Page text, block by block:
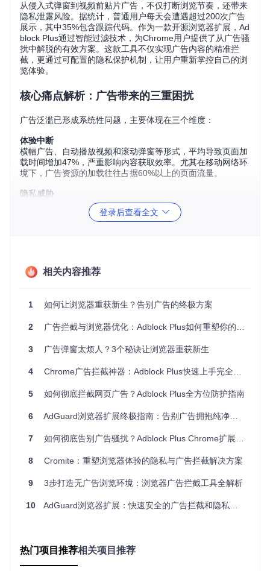
从侵入式弹窗到视频前贴片广告，不仅打断浏览节奏，还带来
隐私泄露风险。据统计，普通用户每天会遭遇超过200次广告
展示，其中35%包含跟踪代码。作为一款开源浏览器扩展，Ad
block Plus通过智能过滤技术，为Chrome用户提供了从广告骚
扰中解脱的有效方案。这款工具不仅实现广告内容的精准拦
截，更通过可配置的隐私保护机制，让用户重新掌控自己的浏
览体验。
核心痛点解析：广告带来的三重困扰
广告泛滥已形成系统性问题，主要体现在三个维度：
体验中断
横幅广告、自动播放视频和滚动弹窗等形式，平均导致页面加
载时间增加47%，严重影响内容获取效率。尤其在移动网络环
境下，广告资源的加载往往占据60%以上的页面流量。
隐私威胁
第三方广告联盟通过Cookie和指纹技术构建用户画像，83%的
广告包含至少一种跟踪脚本，存在数据滥用风险。这些隐形追
恶意广告（Malvertising）已成为网络攻击的主要载体，2025
年全球约19%的恶意软件通过伪装广告传播。这些广告通常利
系统实现精准广告拦截。
请求拦截模块
位于
lib/requestBlocker.js 的核心组件，采用预加载拦截
机制，在广告资源开始下载前就进行识别和阻断。该模块维护
着动态更新的拦截规则库，支持基于域名、路径和请求类型的
多维度过滤。通过高效的规则匹配算法，实现了平均0.3毫秒
的单次请求处理时间，确保拦截操作不影响页面加载性能。
素。它通过CSS选择器匹配和DOM操作，移除或隐藏符合广
换等多种处理方式，能够应对复杂的广告布局结构。
lib/ml.js实现的机器学习模型，通过分析广告的视觉特征和
行为模式，识别新型广告形式。该模型采用增量训练机制，每
周更新识别参数，对伪装成内容的原生广告识别准确率达92.
登录后查看全文
相关内容推荐
1 如何让浏览器重获新生？告别广告的终极方案
2 广告拦截与浏览器优化：Adblock Plus如何重塑你的网页浏览体验
3 广告弹窗太烦人？3个秘诀让浏览器重获新生
4 Chrome广告拦截神器：Adblock Plus快速上手完全指南
5 如何彻底拦截网页广告？Adblock Plus全方位防护指南
6 AdGuard浏览器扩展终极指南：告别广告拥抱纯净浏览体验
7 如何彻底告别广告骚扰？Adblock Plus Chrome扩展完整使用指南 🚫📢
8 Cromite：重塑浏览器体验的隐私与广告拦截解决方案
9 3步打造无广告浏览环境：浏览器广告拦截工具全解析
10 AdGuard浏览器扩展：快速安全的广告拦截和隐私保护工具
热门项目推荐相关项目推荐